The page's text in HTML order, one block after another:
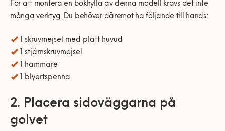
För att montera en bokhylla av denna modell krävs det inte
många verktyg. Du behöver däremot ha följande till hands:
1 skruvmejsel med platt huvud
1 stjärnskruvmejsel
1 hammare
1 blyertspenna
2. Placera sidoväggarna på
golvet